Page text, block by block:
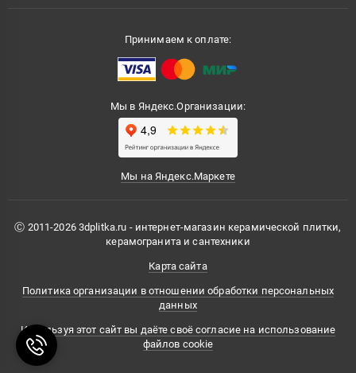
Принимаем к оплате:
Мы в Яндекс.Организации:
Мы на Яндекс.Маркете
Ⓒ 2011-2026 3dplitka.ru - интернет-магазин керамической плитки,
керамогранита и сантехники
Карта сайта
Политика организации в отношении обработки персональных
данных
Используя этот сайт вы даёте своё согласие на использование
файлов cookie